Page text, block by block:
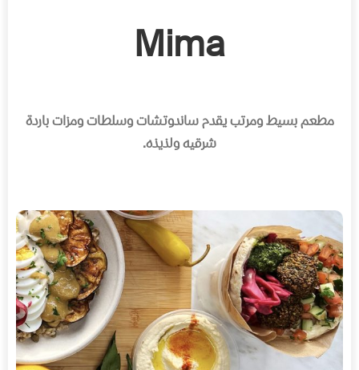
Mima
مطعم بسيط ومرتب يقدم ساندوتشات وسلطات ومزات باردة
شرقيه ولذيذه.